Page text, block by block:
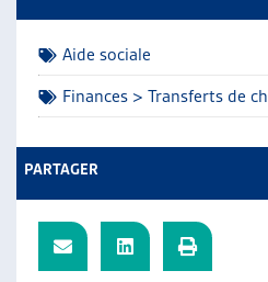
RESSOURCES
THÉMATIQUES
AUTRES
PROJETS ET ACTIVITÉS
JOURNÉES D’AUTOMNE
Aide sociale
Finances > Transferts de
PARTAGER